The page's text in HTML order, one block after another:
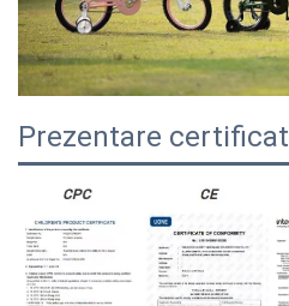
Prezentare certificat